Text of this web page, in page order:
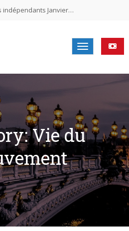
indépendants Janvier…
indépendants Novembre…
indépendants Juin…
ÉLECTIONS MUNICIPALES 2026
indépendants N°2-2026
Vie du